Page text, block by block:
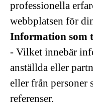
professionella
webbplatsen för
Information som
- Vilket innebär
anställda eller
eller från personer
referenser.